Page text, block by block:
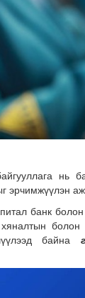
нь
эрчимжүүлэн
банк
болон
байна